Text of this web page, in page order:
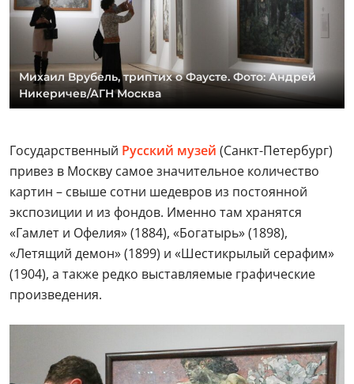
Михаил Врубель, триптих о Фаусте. Фото: Андрей
Никеричев/АГН Москва
Государственный Русский музей (Санкт-Петербург)
привез в Москву самое значительное количество
картин – свыше сотни шедевров из постоянной
экспозиции и из фондов. Именно там хранятся
«Гамлет и Офелия» (1884), «Богатырь» (1898),
«Летящий демон» (1899) и «Шестикрылый серафим»
(1904), а также редко выставляемые графические
произведения.